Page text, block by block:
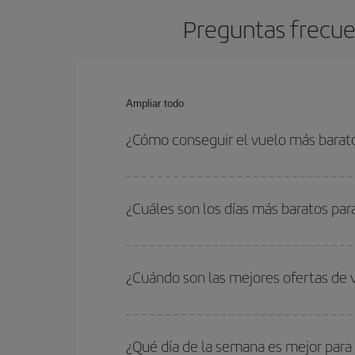
Preguntas
Ampliar todo
¿Cómo conseguir el vuelo más
fechas y horarios de ida y vuelta.
¿Cuáles son los días más baratos
quieres ir y en qué fechas habías pensado
para que puedas encontrar la mejor oferta.
¿Cuándo son las mejores ofertas de
periodos de vacaciones escolares son
¿Qué día de la semana es mejor